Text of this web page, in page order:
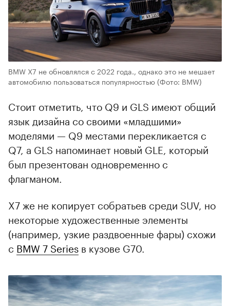
BMW X7 не обновлялся с 2022 года., однако это не мешает
автомобилю пользоваться популярностью(Фото: BMW)
Стоит отметить, что Q9 и GLS имеют общий
язык дизайна со своими «младшими»
моделями — Q9 местами перекликается с
Q7, а GLS напоминает новый GLE, который
был презентован одновременно с
флагманом.
X7 же не копирует собратьев среди SUV, но
некоторые художественные элементы
(например, узкие раздвоенные фары) схожи
с BMW 7 Series в кузове G70.